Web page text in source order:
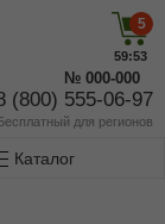
(800) 555-06-97
для регионов
5
59:53
№ 000-000
Каталог